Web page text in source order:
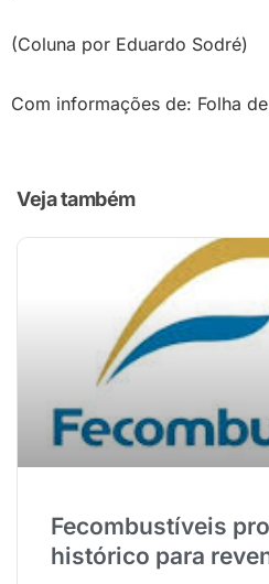
(Coluna por Eduardo Sodré)
Com informações de: Folha
Veja também
Fecombustíveis
histórico para